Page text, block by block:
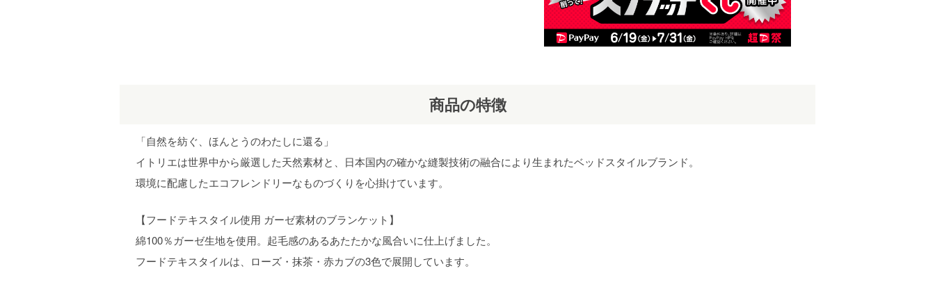
商品の特徴
「自然を紡ぐ、ほんとうのわたしに還る」
イトリエは世界中から厳選した天然素材と、日本国内の確かな縫製技術の融合により生まれたベッドスタイルブランド。
環境に配慮したエコフレンドリーなものづくりを心掛けています。
【フードテキスタイル使用 ガーゼ素材のブランケット】
綿100％ガーゼ生地を使用。起毛感のあるあたたかな風合いに仕上げました。
フードテキスタイルは、ローズ・抹茶・赤カブの3色で展開しています。